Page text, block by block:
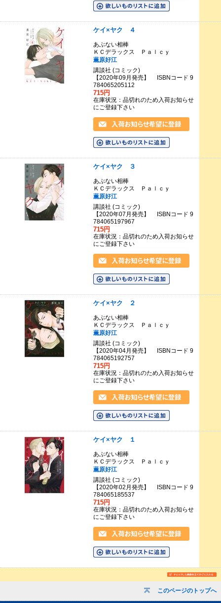
このページのトップへ
ケイ×ヤク ４
あぶない相棒
ＫＣデラックス Ｐａｌｃｙ
薫原好江
講談社 (コミック)
【2020年09月発売】 ISBNコード 9
784065205112
715円
在庫状況：品切れのため入荷お知らせ
にご登録下さい
ケイ×ヤク ３
あぶない相棒
ＫＣデラックス Ｐａｌｃｙ
薫原好江
講談社 (コミック)
【2020年07月発売】 ISBNコード 9
784065197967
715円
在庫状況：品切れのため入荷お知らせ
にご登録下さい
ケイ×ヤク ２
あぶない相棒
ＫＣデラックス Ｐａｌｃｙ
薫原好江
講談社 (コミック)
【2020年04月発売】 ISBNコード 9
784065192757
715円
在庫状況：品切れのため入荷お知らせ
にご登録下さい
ケイ×ヤク １
あぶない相棒
ＫＣデラックス Ｐａｌｃｙ
薫原好江
講談社 (コミック)
【2020年02月発売】 ISBNコード 9
784065185537
715円
在庫状況：品切れのため入荷お知らせ
にご登録下さい